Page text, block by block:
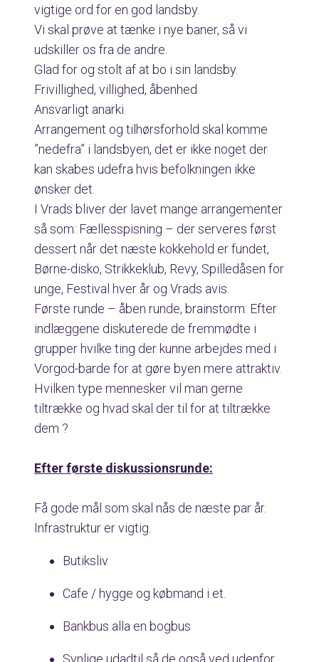
vigtige ord for en god landsby.
Vi skal prøve at tænke i nye baner, så vi
udskiller os fra de andre.
Glad for og stolt af at bo i sin landsby.
Frivillighed, villighed, åbenhed
Ansvarligt anarki
Arrangement og tilhørsforhold skal komme
”nedefra” i landsbyen, det er ikke noget der
kan skabes udefra hvis befolkningen ikke
ønsker det.
I Vrads bliver der lavet mange arrangementer
så som: Fællesspisning – der serveres først
dessert når det næste kokkehold er fundet,
Børne-disko, Strikkeklub, Revy, Spilledåsen for
unge, Festival hver år og Vrads avis.
Første runde – åben runde, brainstorm: Efter
indlæggene diskuterede de fremmødte i
grupper hvilke ting der kunne arbejdes med i
Vorgod-barde for at gøre byen mere attraktiv.
Hvilken type mennesker vil man gerne
tiltrække og hvad skal der til for at tiltrække
dem ?
Efter første diskussionsrunde:
Få gode mål som skal nås de næste par år.
Infrastruktur er vigtig.
Butiksliv
Cafe / hygge og købmand i et.
Bankbus alla en bogbus
Synlige udadtil så de også ved udenfor